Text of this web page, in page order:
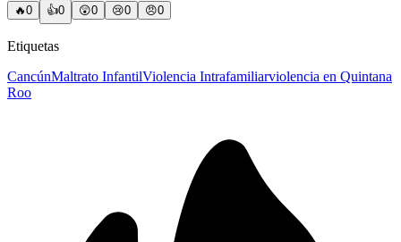
🔥0 👍0 😲0 😢0 😠0
Etiquetas
CancúnMaltrato InfantilViolencia Intrafamiliarviolencia en Quintana
Roo